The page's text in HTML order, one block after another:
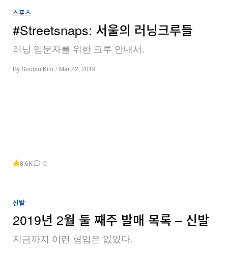
스포츠
#Streetsnaps: 서울의 러닝크루들
러닝 입문자를 위한 크루 안내서.
BySoobin Kim / Mar 22, 2019
8.6K 0
신발
2019년 2월 둘 째주 발매 목록 – 신발
지금까지 이런 협업은 없었다.